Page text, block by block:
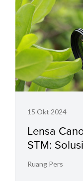
15 Okt 2024
Lensa
STM:
Terjangkau
Wow!
Ruang Pers